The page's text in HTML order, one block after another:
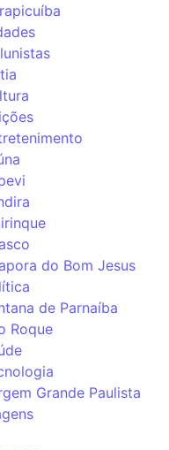
do Bom Jesus
de Parnaíba
Roque
Grande Paulista